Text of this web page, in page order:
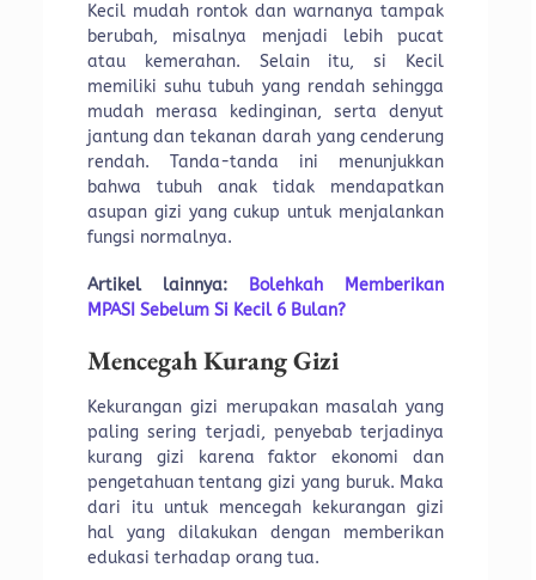
Kecil mudah rontok dan warnanya tampak
berubah, misalnya menjadi lebih pucat
atau kemerahan. Selain itu, si Kecil
memiliki suhu tubuh yang rendah sehingga
mudah merasa kedinginan, serta denyut
jantung dan tekanan darah yang cenderung
rendah. Tanda-tanda ini menunjukkan
bahwa tubuh anak tidak mendapatkan
asupan gizi yang cukup untuk menjalankan
fungsi normalnya.
Artikel lainnya:
Bolehkah Memberikan
MPASI Sebelum Si Kecil 6 Bulan?
Mencegah Kurang Gizi
Kekurangan gizi merupakan masalah yang
paling sering terjadi, penyebab terjadinya
kurang gizi karena faktor ekonomi dan
pengetahuan tentang gizi yang buruk. Maka
dari itu untuk mencegah kekurangan gizi
hal yang dilakukan dengan memberikan
edukasi terhadap orang tua.